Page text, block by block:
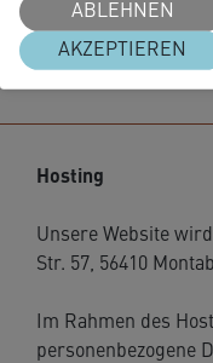
lit. c DSGVO sowie
Interessen an einer
Drittanbietern
Hosting
Unsere Website
Str. 57, 56410
Im Rahmen des
personenbezogene
ABLEHNEN
AKZEPTIEREN